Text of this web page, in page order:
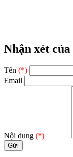
Nhận xét của
Tên (*)
Email
Nội dung (*)